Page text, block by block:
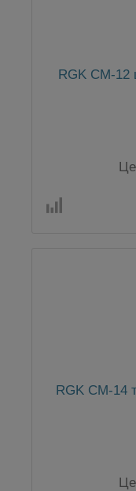
RGK CM-
RGK CM-14